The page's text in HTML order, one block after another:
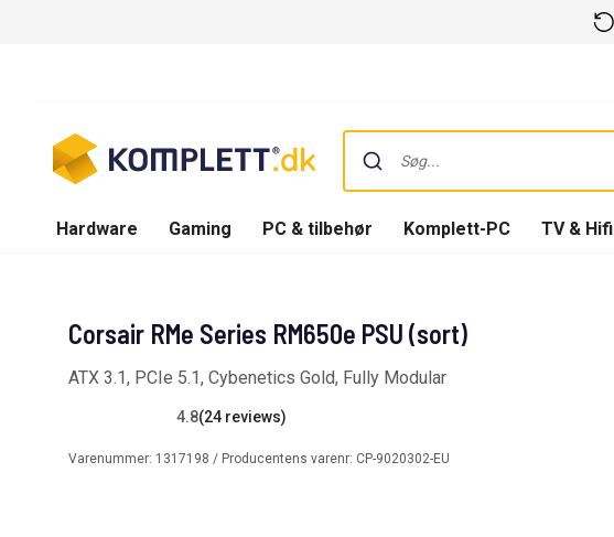
Hardware Gaming PC & tilbehør Komplett-PC TV & Hifi
Corsair RMe Series RM650e PSU (sort)
ATX 3.1, PCIe 5.1, Cybenetics Gold, Fully Modular
4.8(24 reviews)
Varenummer: 1317198 / Producentens varenr: CP-9020302-EU